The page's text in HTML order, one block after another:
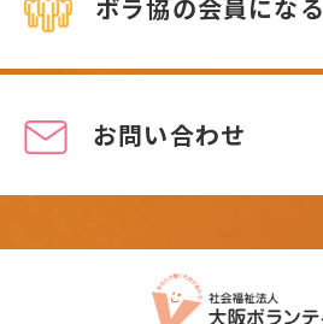
ボラ協の会員になる
お問い合わせ